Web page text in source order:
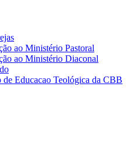
ao Ministério Pastoral
ao Ministério Diaconal
de Educacao Teológica da CBB